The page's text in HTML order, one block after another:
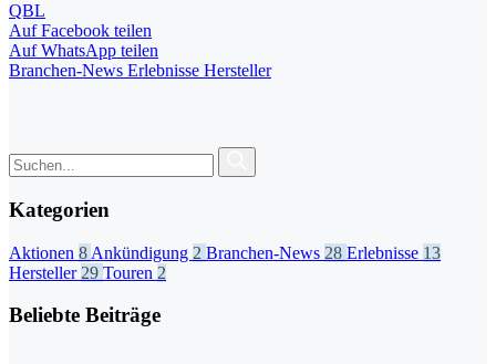
QBL
Auf Facebook teilen
Auf WhatsApp teilen
Branchen-News Erlebnisse Hersteller
Kategorien
Aktionen 8 Ankündigung 2 Branchen-News 28 Erlebnisse 13
Hersteller 29 Touren 2
Beliebte Beiträge